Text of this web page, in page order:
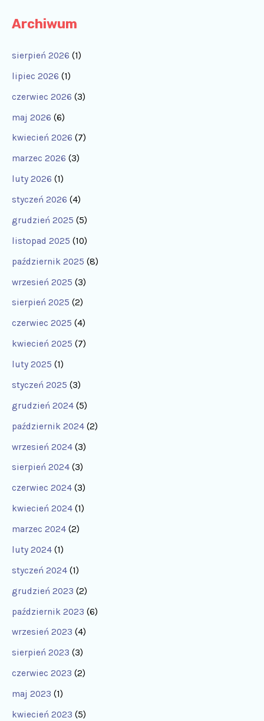
Archiwum
sierpień 2026 (1)
lipiec 2026 (1)
czerwiec 2026 (3)
maj 2026 (6)
kwiecień 2026 (7)
marzec 2026 (3)
luty 2026 (1)
styczeń 2026 (4)
grudzień 2025 (5)
listopad 2025 (10)
październik 2025 (8)
wrzesień 2025 (3)
sierpień 2025 (2)
czerwiec 2025 (4)
kwiecień 2025 (7)
luty 2025 (1)
styczeń 2025 (3)
grudzień 2024 (5)
październik 2024 (2)
wrzesień 2024 (3)
sierpień 2024 (3)
czerwiec 2024 (3)
kwiecień 2024 (1)
marzec 2024 (2)
luty 2024 (1)
styczeń 2024 (1)
grudzień 2023 (2)
październik 2023 (6)
wrzesień 2023 (4)
sierpień 2023 (3)
czerwiec 2023 (2)
maj 2023 (1)
kwiecień 2023 (5)